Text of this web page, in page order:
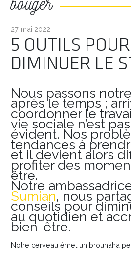
27 mai 2022
5 OUTILS POUR
DIMINUER LE
Nous passons
après le temps ;
coordonner le
vie sociale n’est
évident. Nos
tendances à
et il devient alors
profiter des
être.
Notre
Sumian, nous
conseils pour
au quotidien et
bien-être.
Notre cerveau émet un brouhaha